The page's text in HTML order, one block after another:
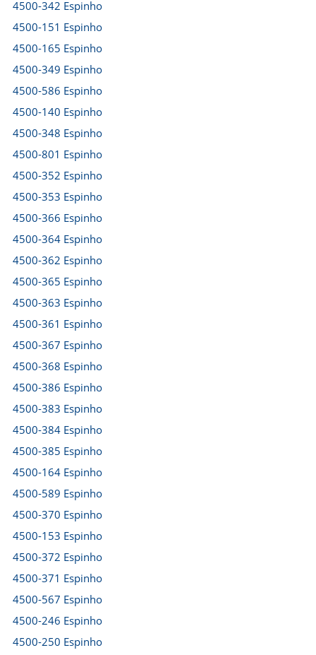
4500-342 Espinho
4500-151 Espinho
4500-165 Espinho
4500-349 Espinho
4500-586 Espinho
4500-140 Espinho
4500-348 Espinho
4500-801 Espinho
4500-352 Espinho
4500-353 Espinho
4500-366 Espinho
4500-364 Espinho
4500-362 Espinho
4500-365 Espinho
4500-363 Espinho
4500-361 Espinho
4500-367 Espinho
4500-368 Espinho
4500-386 Espinho
4500-383 Espinho
4500-384 Espinho
4500-385 Espinho
4500-164 Espinho
4500-589 Espinho
4500-370 Espinho
4500-153 Espinho
4500-372 Espinho
4500-371 Espinho
4500-567 Espinho
4500-246 Espinho
4500-250 Espinho